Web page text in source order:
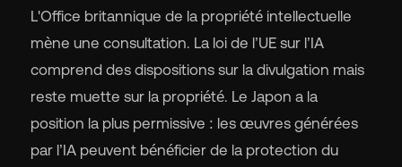
L'Office britannique de la propriété intellectuelle
mène une consultation. La loi de l’UE sur l’IA
comprend des dispositions sur la divulgation mais
reste muette sur la propriété. Le Japon a la
position la plus permissive : les œuvres générées
par l’IA peuvent bénéficier de la protection du